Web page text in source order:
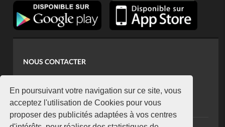
En poursuivant votre navigation sur ce site, vous
acceptez l'utilisation de Cookies pour vous
proposer des publicités adaptées à vos centres
NOUS CONTACTER
koaci@yahoo.fr
+225 07 08 85 52 93